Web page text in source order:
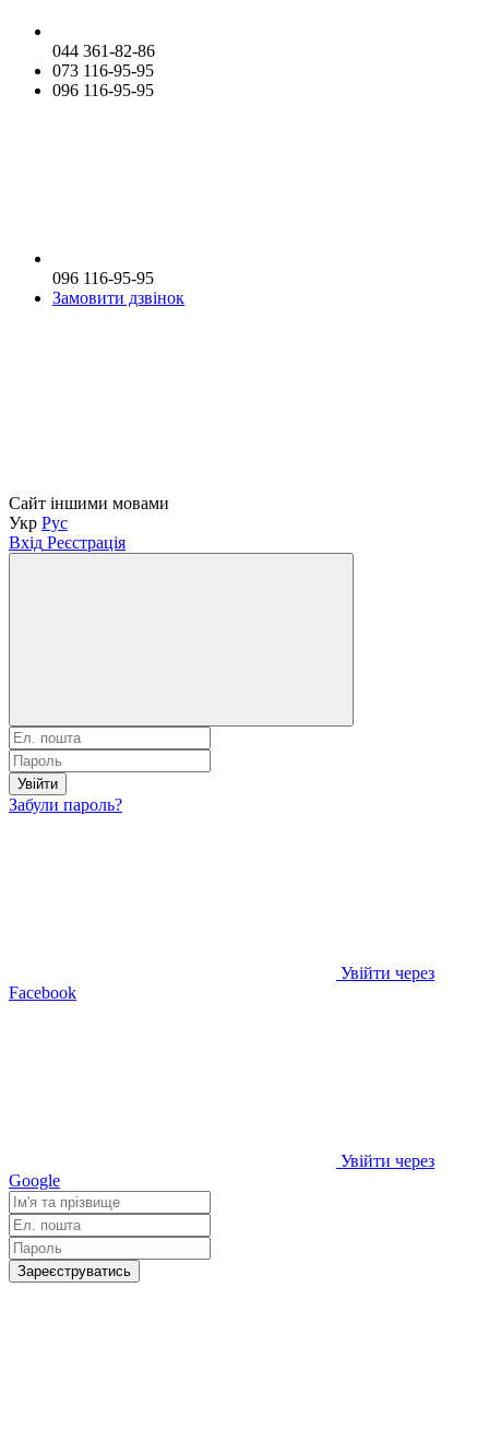
044 361-82-86
073 116-95-95
096 116-95-95
096 116-95-95
Замовити дзвінок
Сайт іншими мовами
Укр Рус
Вхід Реєстрація
Увійти
Забули пароль?
Увійти через
Facebook
Увійти через
Google
Зареєструватись